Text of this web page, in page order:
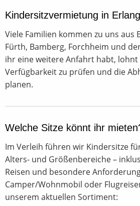
Kurse
Stoffwindel-
Beratung
Trageberatung
Stoffwindel Beratung
Kindersitz Beratung
Reboarder Beratung
Beratung zur
Stille Stunde
Kindersitzvermietung in
Viele Familien kommen zu uns aus
Fürth, Bamberg, Forchheim und
ihr eine weitere Anfahrt habt, lohnt
Verfügbarkeit zu prüfen und die
planen.
Welche Sitze könnt ihr
Im Verleih führen wir Kindersitze
Alters- und Größenbereiche –
Reisen und besondere
Camper/Wohnmobil oder
unserem aktuellen Sortiment: